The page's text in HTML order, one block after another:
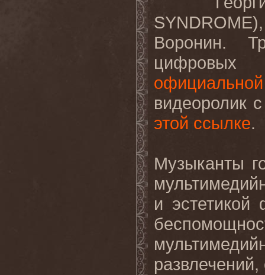
Воронин.
цифровых
видеоролик
этой ссылке.
Музыканты
и эстетикой